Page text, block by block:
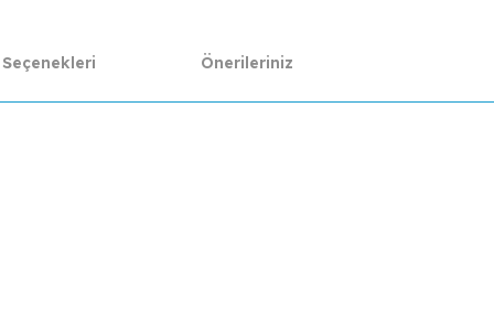
Önerileriniz